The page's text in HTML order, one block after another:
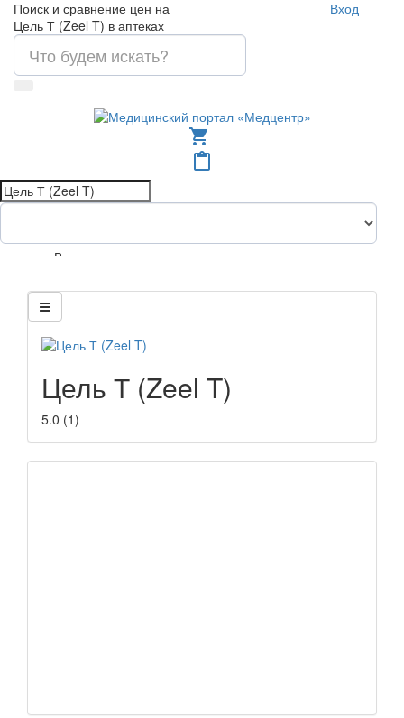
Поиск и сравнение цен на
Цель Т (Zeel T) в аптеках
Вход
shopping_cart
content_paste
Все города
Цель Т (Zeel T)
5.0 (1)